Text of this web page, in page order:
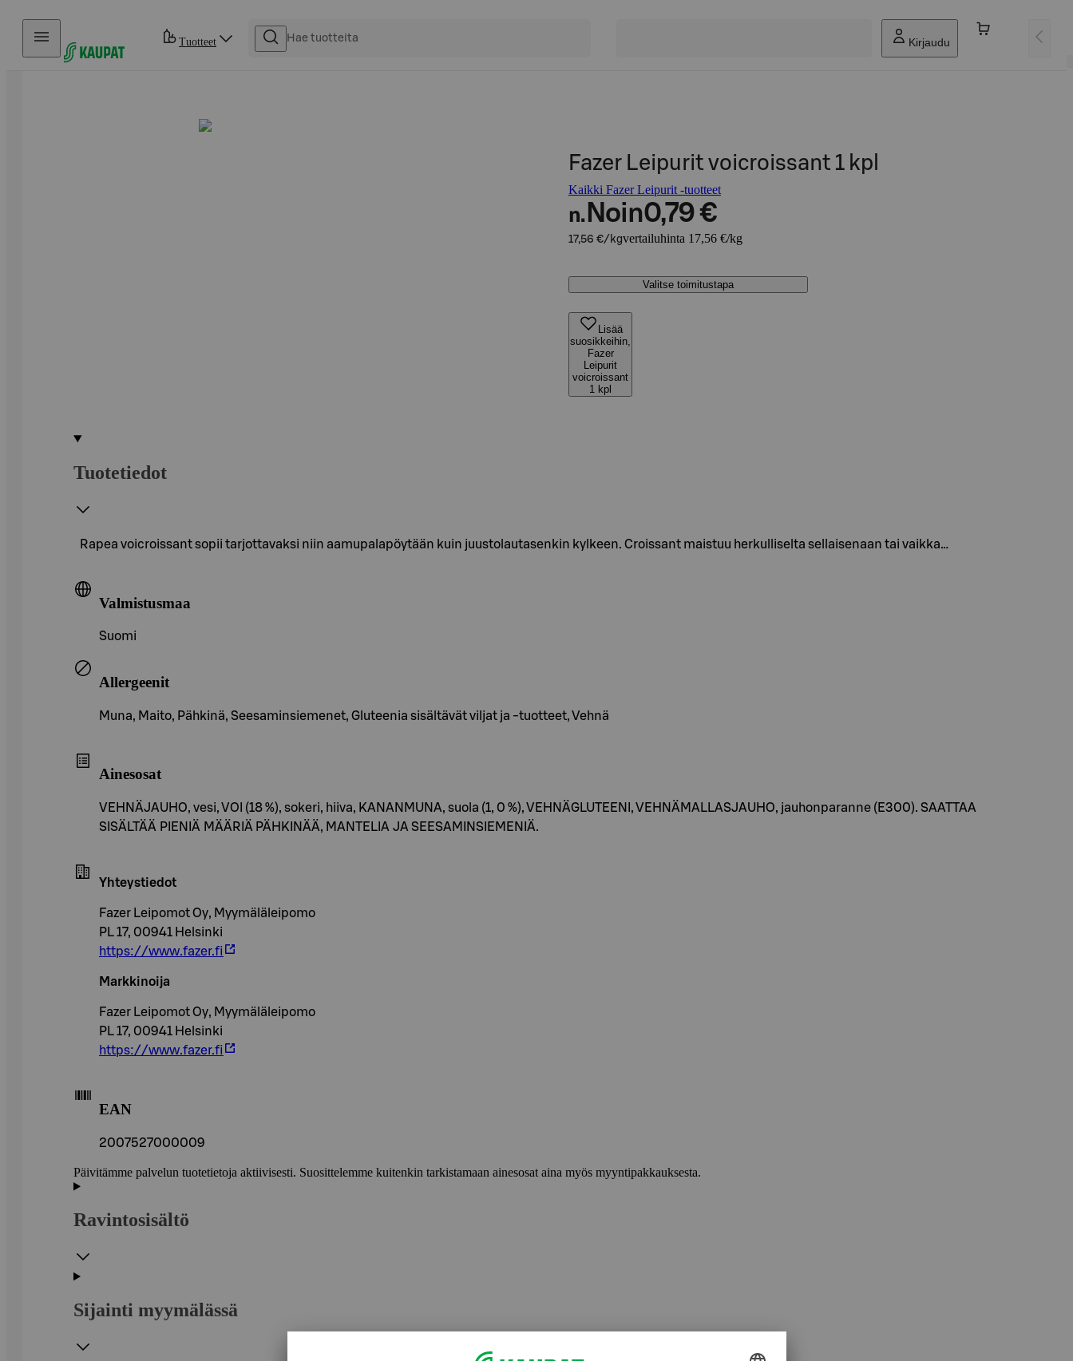
Hyppää sisältöön
Tuotteet Kirjaudu
Fazer Leipurit voicroissant 1 kpl
Kaikki Fazer Leipurit -tuotteet
n. Noin0,79 €
17,56 €/kgvertailuhinta 17,56 €/kg
Valitse toimitustapa
Lisää
suosikkeihin,
Fazer
Leipurit
voicroissant
1 kpl
Tuotetiedot
Rapea voicroissant sopii tarjottavaksi niin aamupalapöytään kuin juustolautasenkin kylkeen. Croissant maistuu herkulliselta sellaisenaan tai vaikka…
Valmistusmaa
Suomi
Allergeenit
Muna, Maito, Pähkinä, Seesaminsiemenet, Gluteenia sisältävät viljat ja -tuotteet, Vehnä
Ainesosat
VEHNÄJAUHO, vesi, VOI (18 %), sokeri, hiiva, KANANMUNA, suola (1, 0 %), VEHNÄGLUTEENI, VEHNÄMALLASJAUHO, jauhonparanne (E300). SAATTAA
SISÄLTÄÄ PIENIÄ MÄÄRIÄ PÄHKINÄÄ, MANTELIA JA SEESAMINSIEMENIÄ.
Yhteystiedot
Fazer Leipomot Oy, Myymäläleipomo
PL 17, 00941 Helsinki
https://www.fazer.fi
Markkinoija
Fazer Leipomot Oy, Myymäläleipomo
PL 17, 00941 Helsinki
https://www.fazer.fi
EAN
2007527000009
Päivitämme palvelun tuotetietoja aktiivisesti. Suosittelemme kuitenkin tarkistamaan ainesosat aina myös myyntipakkauksesta.
Ravintosisältö
Sijainti myymälässä